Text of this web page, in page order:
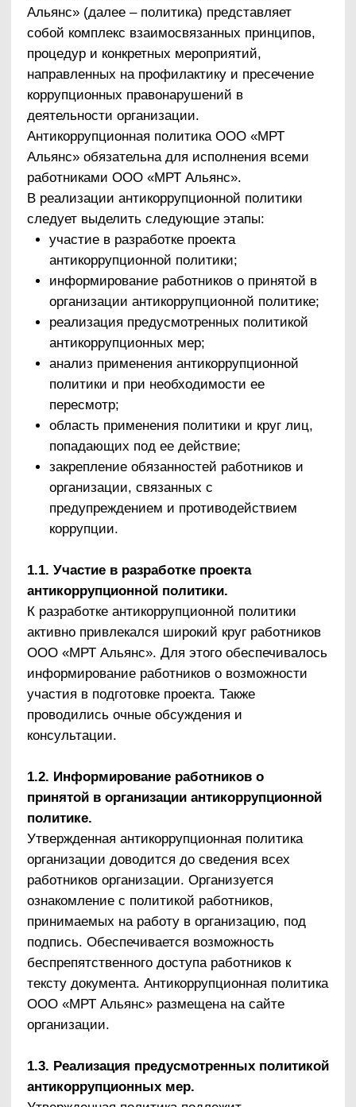
антикоррупционной политики / руководство
организации о ставшей известной
работнику информации о случаях
совершения коррупционных
контрагентами организации или иными
лицами;
или иному ответственному лицу о
возможности возникновения либо о
возникшем у работника конфликте
В ООО «МРТ Альянс» установлены
специальные обязанности в связи с
коррупции для следующих категорий лиц,
работающих в организации:
1) руководство организации;
антикоррупционной политики;
3) работники, чья деятельность связана с
4) лица, проводящие внутренний контроль и
аудит, и др.
МРТ Альянс» антикоррупционных
мероприятий и порядок их выполнения
(применения)
В антикоррупционную политику ООО «МРТ
Альянс» входит перечень конкретных
мероприятий, которые организация планирует
противодействия коррупции.
Перечень антикоррупционных мероприятий
Мероприятие
стандартов поведения и декларация намерений
служебного поведения работников организации
Разработка и внедрение положения о
конфликте интересов, декларации о конфликте
Разработка и принятие правил,
регламентирующих вопросы обмена деловыми
Введение в договоры, связанные с
хозяйственной деятельностью организации,
Введение антикоррупционных положений в
Разработка и введение специальных
Введение процедуры информирования
работниками работодателя о случаях
склонения их к совершению коррупционных
нарушений и порядка рассмотрения таких
сообщений, включая создание доступных
каналов передачи обозначенной информации
доверия и т. п.)
Введение процедуры информирования
работодателя о ставшей известной работнику
информации о случаях совершения
коррупционных правонарушений другими
работниками, контрагентами организации или
сообщений, включая создание доступных
каналов передачи обозначенной информации
Введение процедуры информирования
работниками работодателя о возникновении